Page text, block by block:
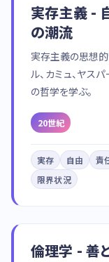
実存主義 -
の潮流
実存主義の思想的
ル、カミュ、ヤス
の哲学を学ぶ。
20世紀
実存 自由 責
限界状況
倫理学 - 善